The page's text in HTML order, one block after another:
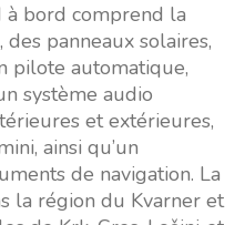
bord comprend la
panneaux solaires,
pilote automatique,
système audio
et extérieures,
ainsi qu’un
de navigation. La
la région du Kvarner et